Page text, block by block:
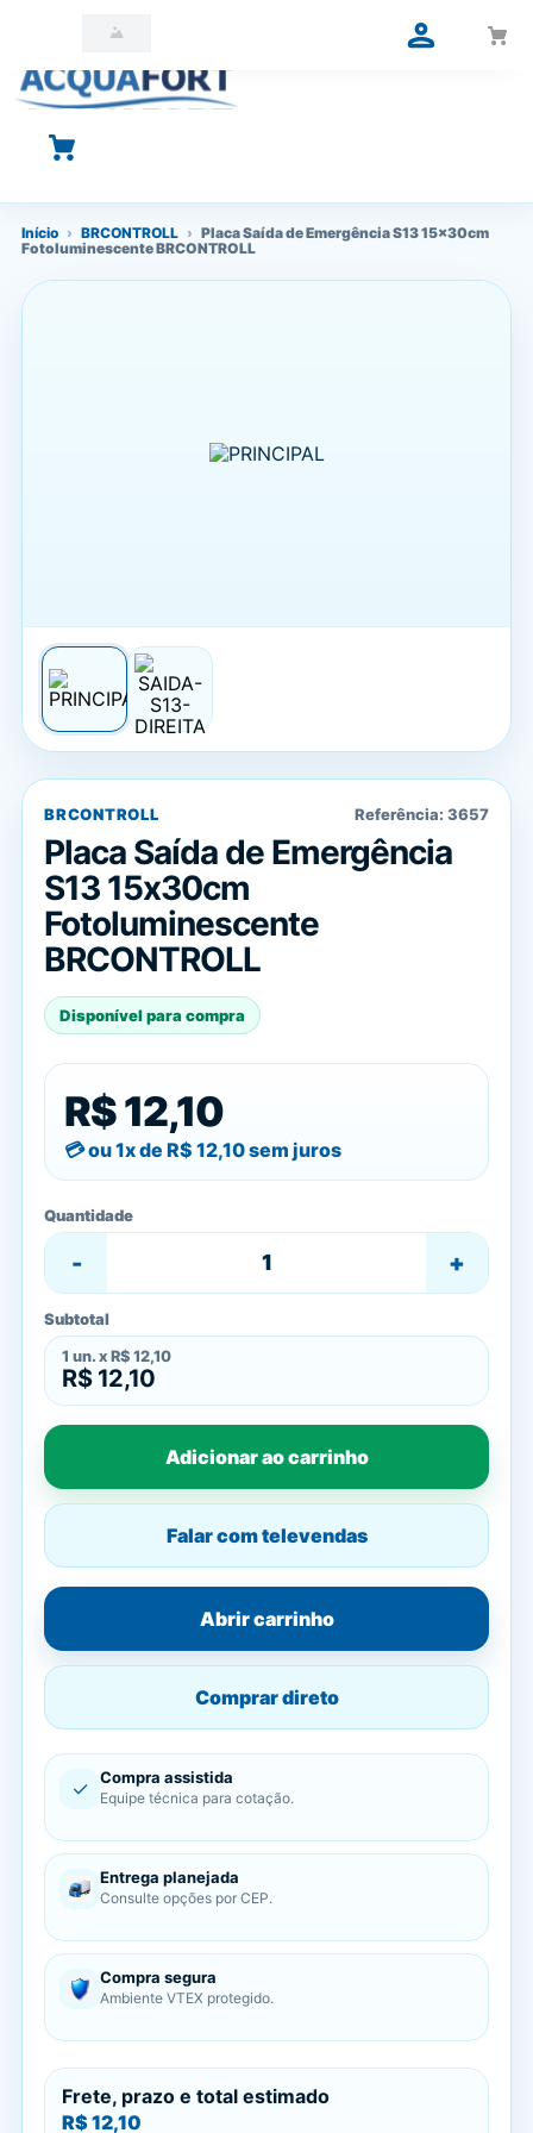
O que você está procurando?
Início › BRCONTROLL › Placa Saída de Emergência S13 15x30cm
Fotoluminescente BRCONTROLL
BRCONTROLL Referência: 3657
Placa Saída de Emergência
S13 15x30cm
Fotoluminescente
BRCONTROLL
Disponível para compra
R$ 12,10
ou 1x de R$ 12,10sem juros
Quantidade
- +
Subtotal
1 un. x R$ 12,10
R$ 12,10
Adicionar ao carrinho
Falar com televendas
Abrir carrinho
Comprar direto
✓ Compra assistida
Equipe técnica para cotação.
Entrega planejada
Consulte opções por CEP.
Compra segura
Ambiente VTEX protegido.
Frete, prazo e total estimado
R$ 12,10